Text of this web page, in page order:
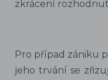
zkrácení
Pro případ zániku
jeho trvání se